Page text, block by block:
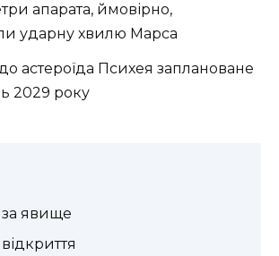
апарата, ймовірно,
ударну хвилю Марса
астероїда Психея заплановане
2029 року
явище